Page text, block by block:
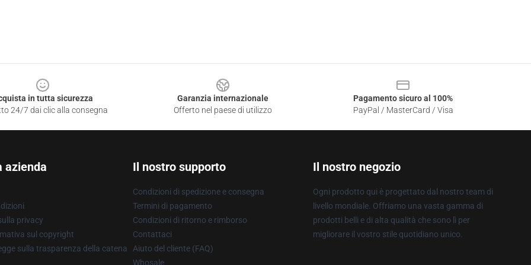
in tutta sicurezza
24/7 dai clic alla consegna
Garanzia internazionale
Offerto nel paese di utilizzo
Pagamento sicuro al 100%
PayPal / MasterCard / Visa
azienda
privacy
sul copyright
sulla trasparenza della catena
Il nostro supporto
Condizioni di spedizione e consegna
Termini di pagamento
Condizioni di ritorno e rimborso
Contattaci
Aiuto del cliente (FAQ)
Whosale
Il nostro negozio
Ogni prodotto qui è progettato dal nostro team di
livello mondiale. Offriamo una vasta gamma di
prodotti belli e di alta qualità che sono lì per
migliorare il vostro stile quotidiano unico.